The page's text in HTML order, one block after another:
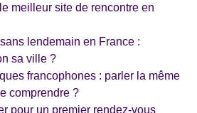
meilleur site de rencontre en
lendemain en France :
sa ville ?
francophones : parler la même
comprendre ?
pour un premier rendez-vous